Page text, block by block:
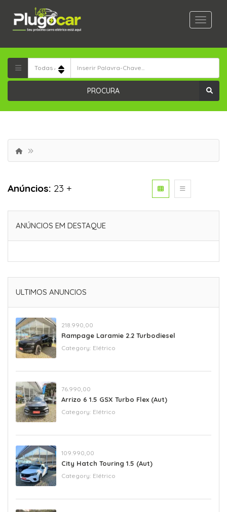
PROCURA
Anúncios: 23 +
ANÚNCIOS EM DESTAQUE
ULTIMOS ANUNCIOS
218.990,00
Rampage Laramie 2.2 Turbodiesel
Category: Elétrico
76.990,00
Arrizo 6 1.5 GSX Turbo Flex (Aut)
Category: Elétrico
109.990,00
City Hatch Touring 1.5 (Aut)
Category: Elétrico